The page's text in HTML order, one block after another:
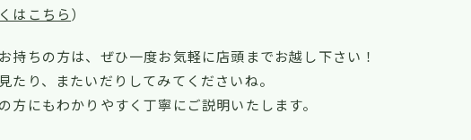
はこちら ）
持ちの方は、ぜひ一度お気軽に店頭までお越し下さい！
たり、またいだりしてみてくださいね。
方にもわかりやすく丁寧にご説明いたします。